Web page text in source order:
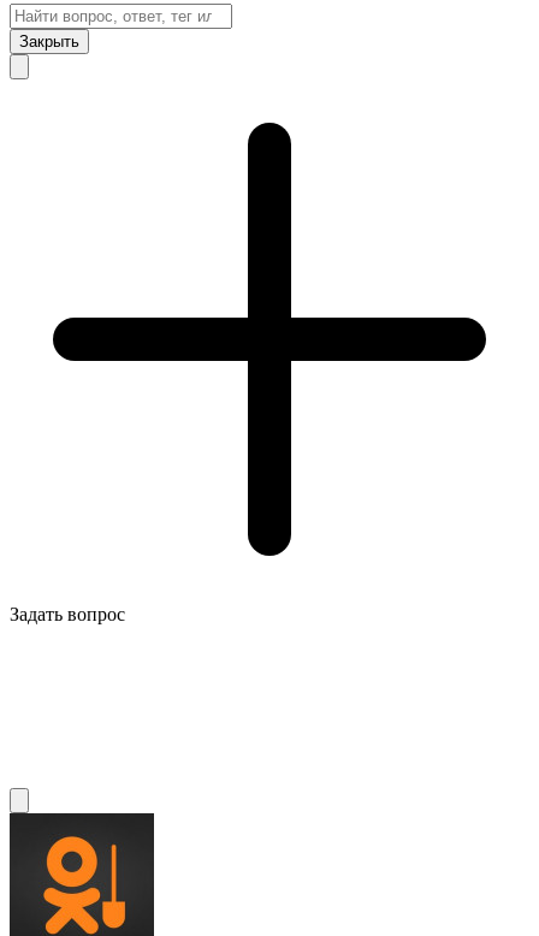
Закрыть
Задать вопрос